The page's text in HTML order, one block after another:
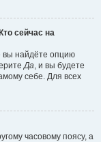
сейчас на
вы найдёте опцию
Да, и вы будете
себе. Для всех
часовому поясу, а